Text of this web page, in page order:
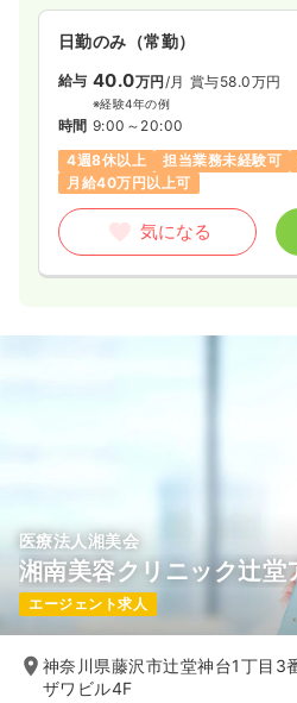
日勤のみ（常勤）
給与 40.0万円/月 賞与58.0万円
※経験4年の例
時間 9:00～20:00
4週8休以上
担当業務未経験可
月給40万円以上可
気になる
医療法人湘美会
湘南美容クリニック辻堂
エージェント求人
神奈川県藤沢市辻堂神台1丁目3
ザワビル4F